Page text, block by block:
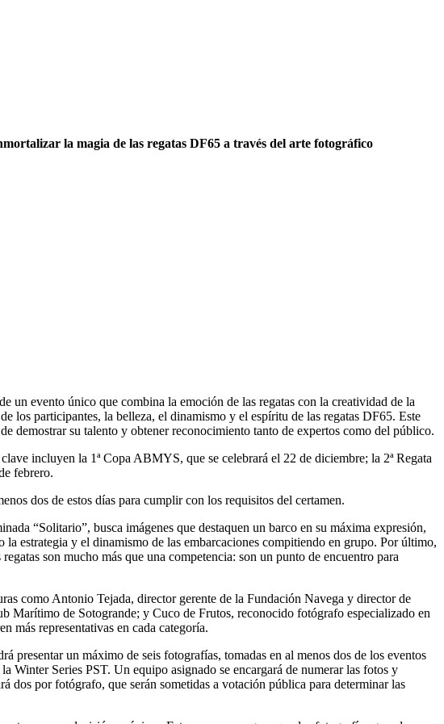
la magia de las regatas DF65 a través del arte fotográfico
un evento único que combina la emoción de las regatas con la creatividad de la
participantes, la belleza, el dinamismo y el espíritu de las regatas DF65. Este
demostrar su talento y obtener reconocimiento tanto de expertos como del público.
incluyen la 1ª Copa ABMYS, que se celebrará el 22 de diciembre; la 2ª Regata
febrero.
dos de estos días para cumplir con los requisitos del certamen.
“Solitario”, busca imágenes que destaquen un barco en su máxima expresión,
estrategia y el dinamismo de las embarcaciones compitiendo en grupo. Por último,
son mucho más que una competencia: son un punto de encuentro para
como Antonio Tejada, director gerente de la Fundación Navega y director de
Marítimo de Sotogrande; y Cuco de Frutos, reconocido fotógrafo especializado en
más representativas en cada categoría.
presentar un máximo de seis fotografías, tomadas en al menos dos de los eventos
Winter Series PST. Un equipo asignado se encargará de numerar las fotos y
dos por fotógrafo, que serán sometidas a votación pública para determinar las